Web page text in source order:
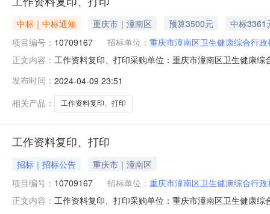
中标｜中标通知 重庆市｜潼南区 预算3500元
中标3361
项目编号： 10709167 招标单位： 重庆市潼南区卫生健康综合行
正文内容： 工作资料复印、打印采购单位：重庆市潼南区卫生健康
3360.53360.53360.50-成交2024-04-09已中选已中选
发布时间： 2024-04-09 23:51
相关产品：
工作资料复印、打印
工作资料复印、打印
招标｜招标公告
重庆市｜潼南区
项目编号： 10709167 招标单位： 重庆市潼南区卫生健康综合行
正文内容： 工作资料复印、打印采购单位：重庆市潼南区卫生健康